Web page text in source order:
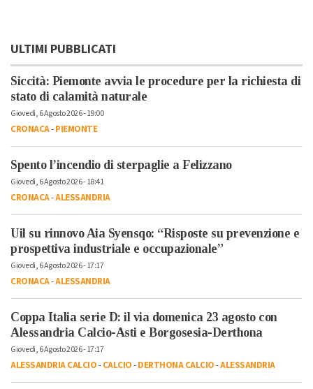
ULTIMI PUBBLICATI
Siccità: Piemonte avvia le procedure per la richiesta di
stato di calamità naturale
Giovedì, 6 Agosto 2026 - 19:00
CRONACA-PIEMONTE
Spento l’incendio di sterpaglie a Felizzano
Giovedì, 6 Agosto 2026 - 18:41
CRONACA-ALESSANDRIA
Uil su rinnovo Aia Syensqo: “Risposte su prevenzione e
prospettiva industriale e occupazionale”
Giovedì, 6 Agosto 2026 - 17:17
CRONACA-ALESSANDRIA
Coppa Italia serie D: il via domenica 23 agosto con
Alessandria Calcio-Asti e Borgosesia-Derthona
Giovedì, 6 Agosto 2026 - 17:17
ALESSANDRIA CALCIO-CALCIO-DERTHONA CALCIO-ALESSANDRIA